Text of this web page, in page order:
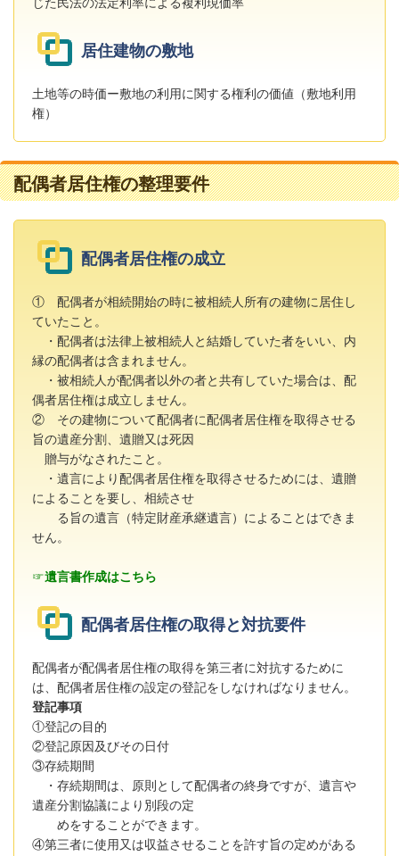
居住建物の敷地
土地等の時価ー敷地の利用に関する権利の価値（敷地利用
権）
配偶者居住権の整理要件
配偶者居住権の成立
① 配偶者が相続開始の時に被相続人所有の建物に居住し
ていたこと。
・配偶者は法律上被相続人と結婚していた者をいい、内
縁の配偶者は含まれません。
・被相続人が配偶者以外の者と共有していた場合は、配
偶者居住権は成立しません。
② その建物について配偶者に配偶者居住権を取得させる
旨の遺産分割、遺贈又は死因
贈与がなされたこと。
・遺言により配偶者居住権を取得させるためには、遺贈
によることを要し、相続させ
る旨の遺言（特定財産承継遺言）によることはできま
せん。
☞遺言書作成はこちら
配偶者居住権の取得と対抗要件
配偶者が配偶者居住権の取得を第三者に対抗するために
は、配偶者居住権の設定の登記をしなければなりません。
登記事項
①登記の目的
②登記原因及びその日付
③存続期間
・存続期間は、原則として配偶者の終身ですが、遺言や
遺産分割協議により別段の定
めをすることができます。
④第三者に使用又は収益させることを許す旨の定めがある